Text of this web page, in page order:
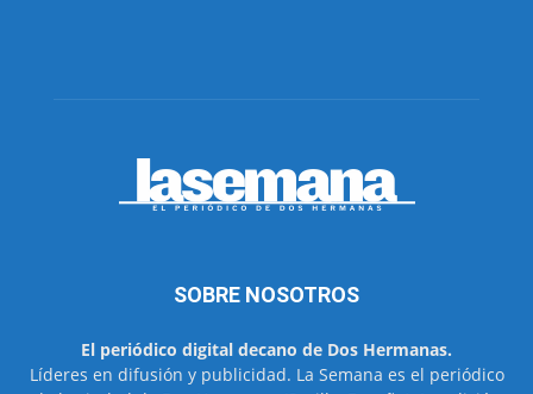
SOBRE NOSOTROS
El periódico digital decano de Dos Hermanas.
Líderes en difusión y publicidad. La Semana es el periódico